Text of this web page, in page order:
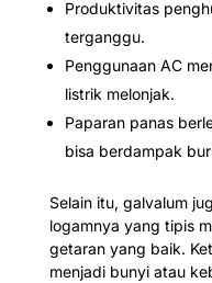
Produktivitas
terganggu.
Penggunaan AC
listrik melonjak.
Paparan panas
bisa berdampak
Selain itu, galvalum
logamnya yang tipis
getaran yang baik.
menjadi bunyi atau